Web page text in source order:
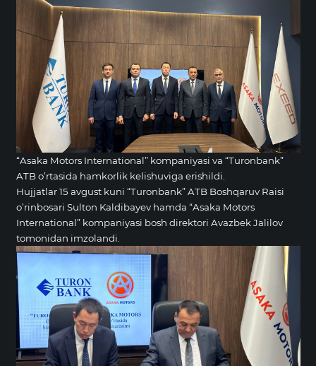
“Asaka Motors International” kompaniyasi va “Turonbank”
ATB o’rtasida hamkorlik kelishuviga erishildi.
Hujjatlar 15 avgust kuni “Turonbank” ATB Boshqaruv Raisi
o’rinbosari Sulton Kaldibayev hamda “Asaka Motors
International” kompaniyasi bosh direktori Avazbek Jalilov
tomonidan imzolandi.